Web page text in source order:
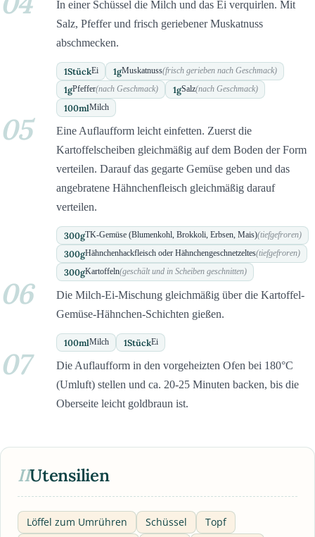
In einer Schüssel die Milch und das Ei verquirlen. Mit
Salz, Pfeffer und frisch geriebener Muskatnuss
abschmecken.
1StückEi 1gMuskatnuss(frisch gerieben nach Geschmack)
1gPfeffer(nach Geschmack) 1gSalz(nach Geschmack)
100mlMilch
05
Eine Auflaufform leicht einfetten. Zuerst die
Kartoffelscheiben gleichmäßig auf dem Boden der Form
verteilen. Darauf das gegarte Gemüse geben und das
angebratene Hähnchenfleisch gleichmäßig darauf
verteilen.
300gTK-Gemüse (Blumenkohl, Brokkoli, Erbsen, Mais)(tiefgefroren)
300gHähnchenhackfleisch oder Hähnchengeschnetzeltes(tiefgefroren)
300gKartoffeln(geschält und in Scheiben geschnitten)
06
Die Milch-Ei-Mischung gleichmäßig über die Kartoffel-
Gemüse-Hähnchen-Schichten gießen.
100mlMilch 1StückEi
07
Die Auflaufform in den vorgeheizten Ofen bei 180°C
(Umluft) stellen und ca. 20-25 Minuten backen, bis die
Oberseite leicht goldbraun ist.
IIUtensilien
Löffel zum Umrühren Schüssel
Topf